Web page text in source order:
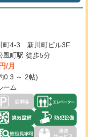
町4-3 新川町ビル3F
風町駅 徒歩5分
/月
0.3 ～ 2帖)
ーム